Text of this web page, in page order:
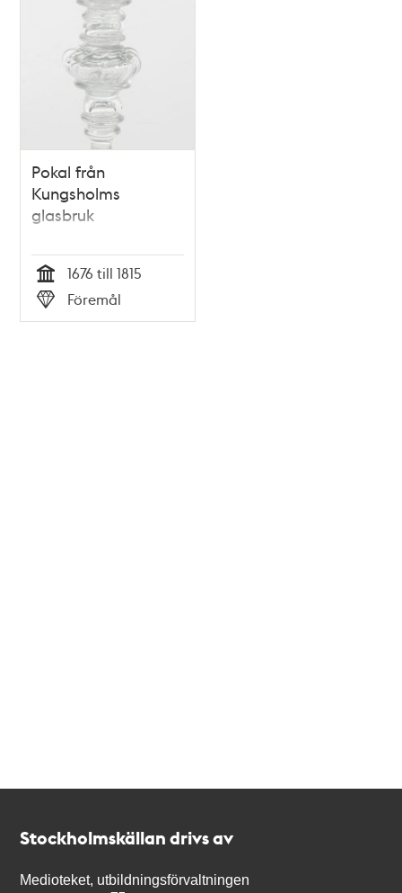
Pokal från
Kungsholms
glasbruk
Tid
1676 till 1815
Typ
Föremål
Stockholmskällan drivs av
Medioteket, utbildningsförvaltningen